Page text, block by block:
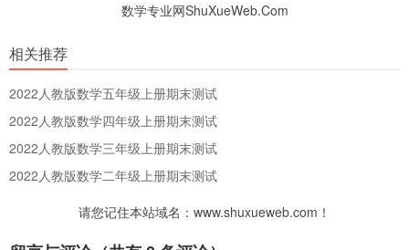
数学专业网ShuXueWeb.Com
相关推荐
2022人教版数学五年级上册期末测试
2022人教版数学四年级上册期末测试
2022人教版数学三年级上册期末测试
2022人教版数学二年级上册期末测试
请您记住本站域名：www.shuxueweb.com！